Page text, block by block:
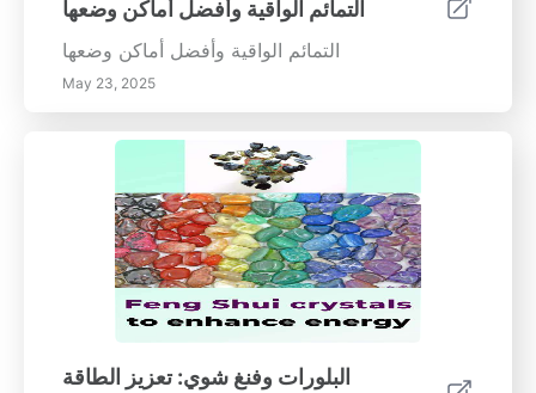
التمائم الواقية وأفضل أماكن وضعها
التمائم الواقية وأفضل أماكن وضعها
May 23, 2025
البلورات وفنغ شوي: تعزيز الطاقة